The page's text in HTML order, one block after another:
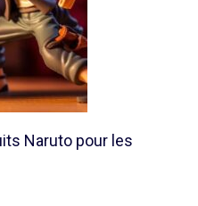
Naruto pour les